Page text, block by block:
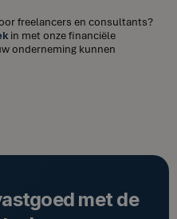
freelancers en consultants?
in met onze financiële
onderneming kunnen
met de